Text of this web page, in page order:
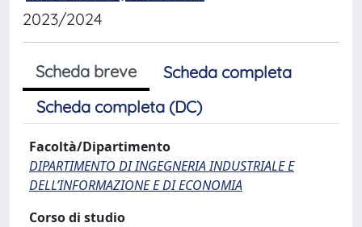
2023/2024
Scheda breve
Scheda completa
Scheda completa (DC)
Facoltà/Dipartimento
DIPARTIMENTO DI INGEGNERIA INDUSTRIALE E
DELL’INFORMAZIONE E DI ECONOMIA
Corso di studio